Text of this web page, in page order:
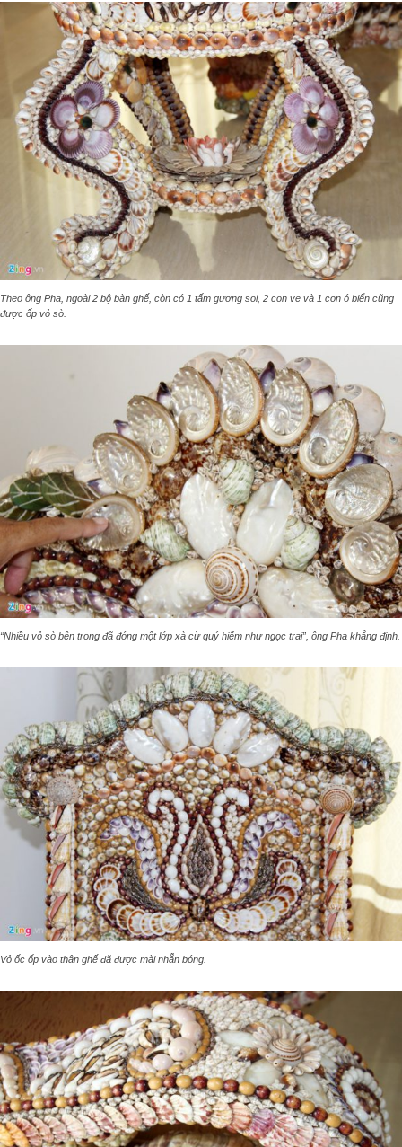
Theo ông Pha, ngoài 2 bộ bàn ghế, còn có 1 tấm gương soi, 2 con ve và 1 con ó biển cũng
được ốp vỏ sò.
“Nhiều vỏ sò bên trong đã đóng một lớp xà cừ quý hiếm như ngọc trai”, ông Pha khẳng định.
Vỏ ốc ốp vào thân ghế đã được mài nhẵn bóng.